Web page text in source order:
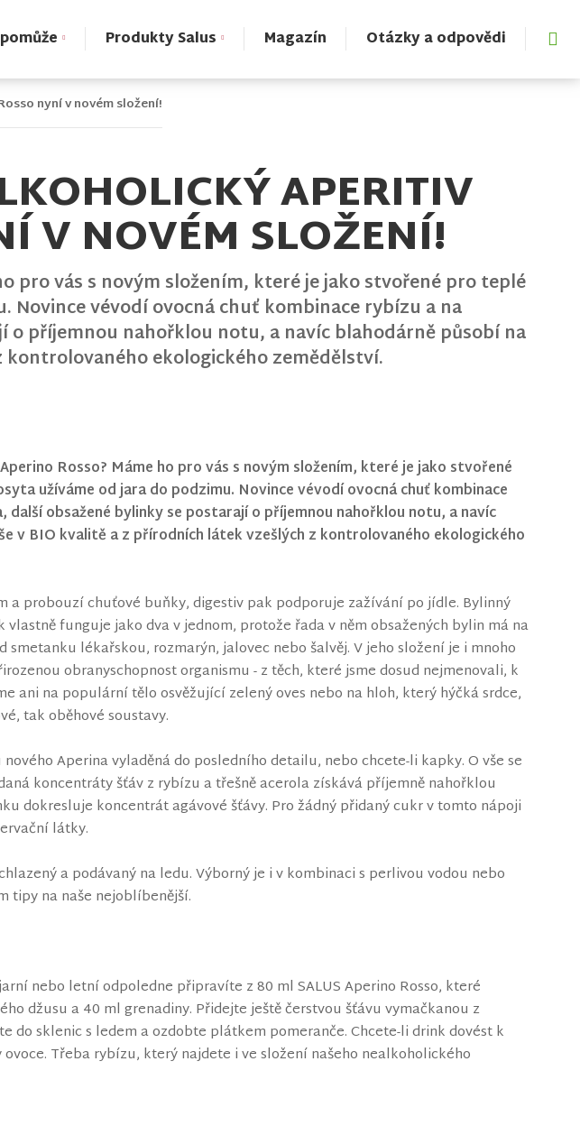
Produkty Salus Magazín Otázky a odpovědi
nyní v novém složení!
APERITIV
V NOVÉM SLOŽENÍ!
pro vás s novým složením, které je jako stvořené pro teplé
Novince vévodí ovocná chuť kombinace rybízu a na
příjemnou nahořklou notu, a navíc blahodárně působí na
ekologického zemědělství.
Rosso? Máme ho pro vás s novým složením, které je jako stvořené
užíváme od jara do podzimu. Novince vévodí ovocná chuť kombinace
obsažené bylinky se postarají o příjemnou nahořklou notu, a navíc
v BIO kvalitě a z přírodních látek vzešlých z kontrolovaného ekologického
probouzí chuťové buňky, digestiv pak podporuje zažívání po jídle. Bylinný
vlastně funguje jako dva v jednom, protože řada v něm obsažených bylin má na
lékařskou, rozmarýn, jalovec nebo šalvěj. V jeho složení je i mnoho
obranyschopnost organismu - z těch, které jsme dosud nejmenovali, k
ani na populární tělo osvěžující zelený oves nebo na hloh, který hýčká srdce,
tak oběhové soustavy.
Aperina vyladěná do posledního detailu, nebo chcete-li kapky. O vše se
koncentráty šťáv z rybízu a třešně acerola získává příjemně nahořklou
dokresluje koncentrát agávové šťávy. Pro žádný přidaný cukr v tomto nápoji
látky.
a podávaný na ledu. Výborný je i v kombinaci s perlivou vodou nebo
tipy na naše nejoblíbenější.
nebo letní odpoledne připravíte z 80 ml SALUS Aperino Rosso, které
džusu a 40 ml grenadiny. Přidejte ještě čerstvou šťávu vymačkanou z
do sklenic s ledem a ozdobte plátkem pomeranče. Chcete-li drink dovést k
Třeba rybízu, který najdete i ve složení našeho nealkoholického